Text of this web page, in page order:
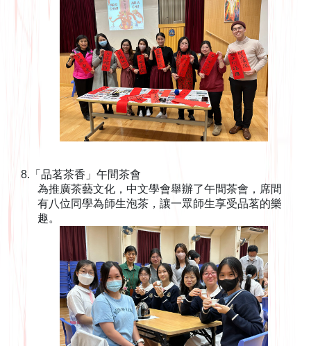
8.「品茗茶香」午間茶會
為推廣茶藝文化，中文學會舉辦了午間茶會，席間
有八位同學為師生泡茶，讓一眾師生享受品茗的樂
趣。